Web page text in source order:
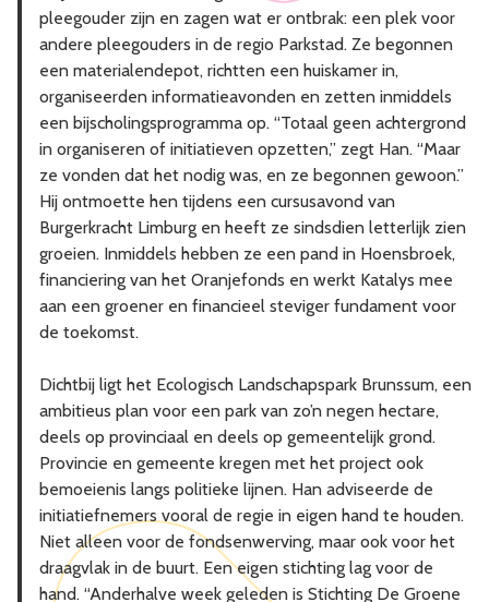
pleegouder zijn en zagen wat er ontbrak: een plek voor
andere pleegouders in de regio Parkstad. Ze begonnen
een materialendepot, richtten een huiskamer in,
organiseerden informatieavonden en zetten inmiddels
een bijscholingsprogramma op. “Totaal geen achtergrond
in organiseren of initiatieven opzetten,” zegt Han. “Maar
ze vonden dat het nodig was, en ze begonnen gewoon.”
Hij ontmoette hen tijdens een cursusavond van
Burgerkracht Limburg en heeft ze sindsdien letterlijk zien
groeien. Inmiddels hebben ze een pand in Hoensbroek,
financiering van het Oranjefonds en werkt Katalys mee
aan een groener en financieel steviger fundament voor
de toekomst.
Dichtbij ligt het Ecologisch Landschapspark Brunssum, een
ambitieus plan voor een park van zo’n negen hectare,
deels op provinciaal en deels op gemeentelijk grond.
Provincie en gemeente kregen met het project ook
bemoeienis langs politieke lijnen. Han adviseerde de
initiatiefnemers vooral de regie in eigen hand te houden.
Niet alleen voor de fondsenwerving, maar ook voor het
draagvlak in de buurt. Een eigen stichting lag voor de
hand. “Anderhalve week geleden is Stichting De Groene